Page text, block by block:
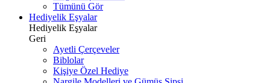
Tümünü Gör
Hediyelik Eşyalar
Hediyelik Eşyalar
Geri
Ayetli Çerçeveler
Biblolar
Kişiye Özel Hediye